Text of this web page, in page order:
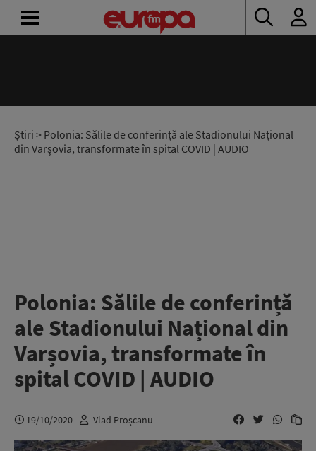
Știri > Polonia: Sălile de conferință ale Stadionului Național
din Varșovia, transformate în spital COVID | AUDIO
Polonia: Sălile de conferință
ale Stadionului Național din
Varșovia, transformate în
spital COVID | AUDIO
19/10/2020 Vlad Proșcanu
RADIO